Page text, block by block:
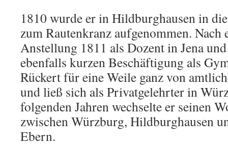
1810 wurde er in Hildburghausen in
zum Rautenkranz aufgenommen. Nach
Anstellung 1811 als Dozent in Jena
ebenfalls kurzen Beschäftigung als
Rückert für eine Weile ganz von
und ließ sich als Privatgelehrter in
folgenden Jahren wechselte er seinen
zwischen Würzburg, Hildburghausen
Ebern.